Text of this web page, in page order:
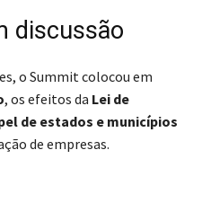
discussão
o Summit colocou em
, os efeitos da Lei de
de estados e municípios
de empresas.